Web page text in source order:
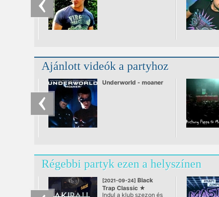
Ajánlott videók a partyhoz
Underworld - moaner
Régebbi partyk ezen a helyszínen
[2021-09-24] Black
Trap Classic ★
AKIRAH (SCO)
Indul a klub szezon és